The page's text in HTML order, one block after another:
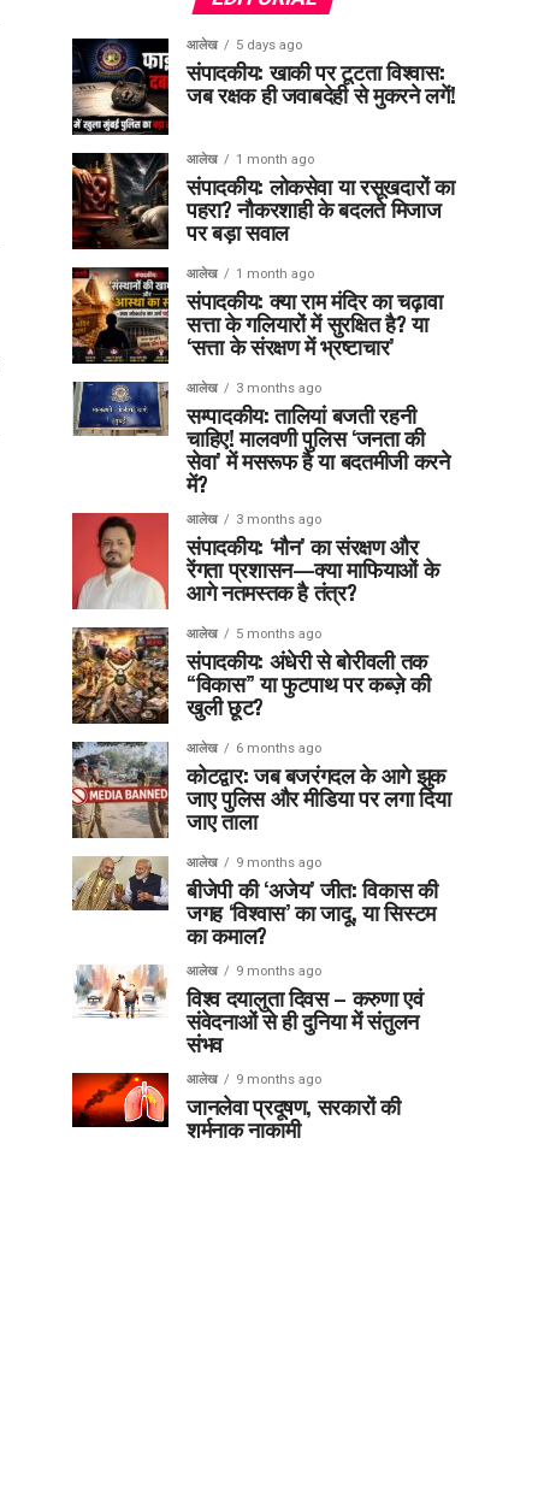
आलेख 5 days ago
संपादकीय: खाकी पर टूटता विश्वास:
जब रक्षक ही जवाबदेही से मुकरने लगें!
आलेख 1 month ago
संपादकीय: लोकसेवा या रसूखदारों का
पहरा? नौकरशाही के बदलते मिजाज
पर बड़ा सवाल
आलेख 1 month ago
संपादकीय: क्या राम मंदिर का चढ़ावा
सत्ता के गलियारों में सुरक्षित है? या
‘सत्ता के संरक्षण में भ्रष्टाचार’
आलेख 3 months ago
सम्पादकीय: तालियां बजती रहनी
चाहिए! मालवणी पुलिस ‘जनता की
सेवा’ में मसरूफ है या बदतमीजी करने
में?
आलेख 3 months ago
संपादकीय: ‘मौन’ का संरक्षण और
रेंगता प्रशासन—क्या माफियाओं के
आगे नतमस्तक है तंत्र?
आलेख 5 months ago
संपादकीय: अंधेरी से बोरीवली तक
“विकास” या फुटपाथ पर कब्ज़े की
खुली छूट?
आलेख 6 months ago
कोटद्वार: जब बजरंगदल के आगे झुक
जाए पुलिस और मीडिया पर लगा दिया
जाए ताला
आलेख 9 months ago
बीजेपी की ‘अजेय’ जीत: विकास की
जगह ‘विश्वास’ का जादू, या सिस्टम
का कमाल?
आलेख 9 months ago
विश्व दयालुता दिवस – करुणा एवं
संवेदनाओं से ही दुनिया में संतुलन
संभव
आलेख 9 months ago
जानलेवा प्रदूषण, सरकारों की
शर्मनाक नाकामी